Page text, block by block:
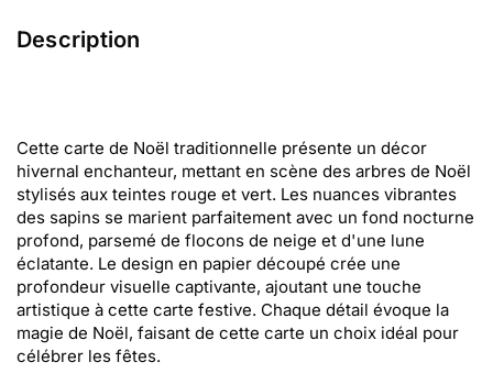
Description
Cette carte de Noël traditionnelle présente un décor
hivernal enchanteur, mettant en scène des arbres de Noël
stylisés aux teintes rouge et vert. Les nuances vibrantes
des sapins se marient parfaitement avec un fond nocturne
profond, parsemé de flocons de neige et d'une lune
éclatante. Le design en papier découpé crée une
profondeur visuelle captivante, ajoutant une touche
artistique à cette carte festive. Chaque détail évoque la
magie de Noël, faisant de cette carte un choix idéal pour
célébrer les fêtes.